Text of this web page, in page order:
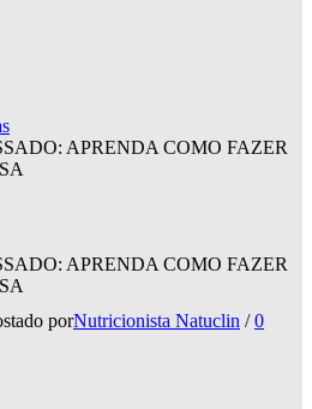
APRENDA COMO FAZER
APRENDA COMO FAZER
porNutricionista Natuclin / 0